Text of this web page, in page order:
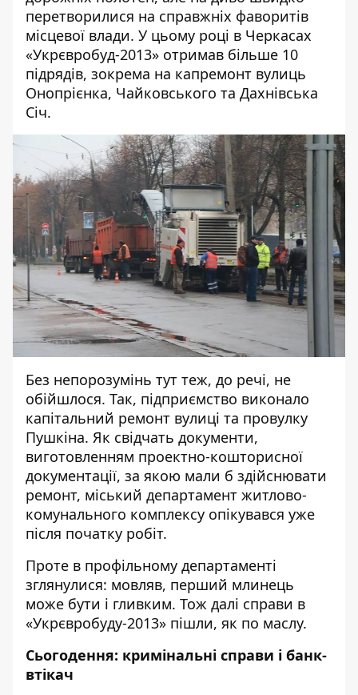
перетворилися на справжніх фаворитів
місцевої влади. У цьому році в Черкасах
«Укрєвробуд-2013» отримав більше 10
підрядів, зокрема на капремонт вулиць
Онопрієнка, Чайковського та Дахнівська
Січ.
Без непорозумінь тут теж, до речі, не
обійшлося. Так, підприємство виконало
капітальний ремонт вулиці та провулку
Пушкіна. Як свідчать документи,
виготовленням проектно-кошторисної
документації, за якою мали б здійснювати
ремонт, міський департамент житлово-
комунального комплексу опікувався уже
після початку робіт.
Проте в профільному департаменті
зглянулися: мовляв, перший млинець
може бути і гливким. Тож далі справи в
«Укрєвробуду-2013» пішли, як по маслу.
Сьогодення: кримінальні справи і банк-
втікач